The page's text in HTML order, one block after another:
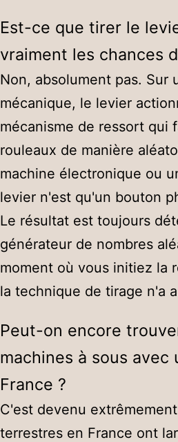
Est-ce que tirer le
vraiment les chances
Non, absolument pas. Sur
mécanique, le levier
mécanisme de ressort qui
rouleaux de manière
machine électronique ou
levier n'est qu'un bouton
Le résultat est toujours
générateur de nombres
moment où vous initiez la
la technique de tirage n'a
Peut-on encore
machines à sous avec
France ?
C'est devenu
terrestres en France ont